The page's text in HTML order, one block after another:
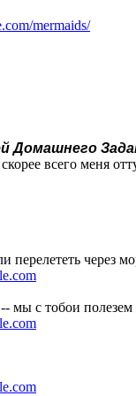
mermaids/
Домашнего
всего меня
перелететь через
мы с тобои полезем